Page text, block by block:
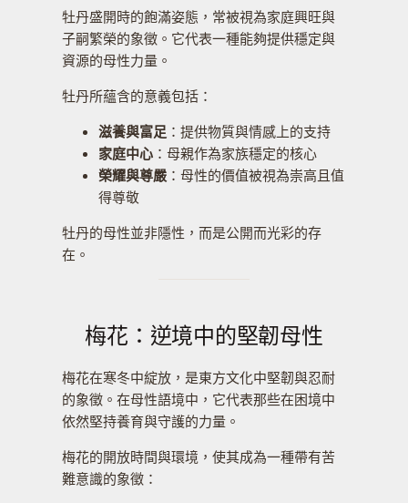
牡丹盛開時的飽滿姿態，常被視為家庭興旺與
子嗣繁榮的象徵。它代表一種能夠提供穩定與
資源的母性力量。
牡丹所蘊含的意義包括：
滋養與富足 ：提供物質與情感上的支持
家庭中心 ：母親作為家族穩定的核心
榮耀與尊嚴 ：母性的價值被視為崇高且值
得尊敬
牡丹的母性並非隱性，而是公開而光彩的存
在。
梅花：逆境中的堅韌母性
梅花在寒冬中綻放，是東方文化中堅韌與忍耐
的象徵。在母性語境中，它代表那些在困境中
依然堅持養育與守護的力量。
梅花的開放時間與環境，使其成為一種帶有苦
難意識的象徵：